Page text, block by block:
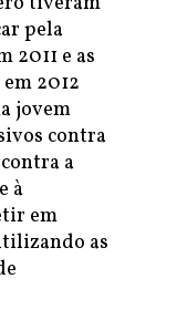
pela
2011 e as
2012
jovem
contra
a
à
em
as